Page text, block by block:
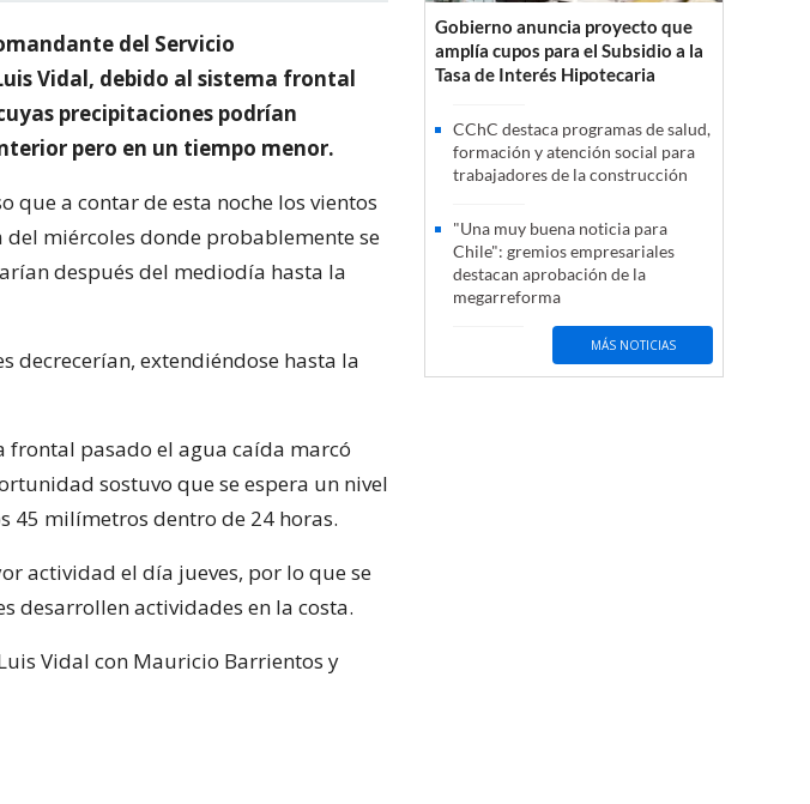
del Servicio
Vidal, debido al sistema frontal
precipitaciones podrían
pero en un tiempo menor.
que a contar de esta noche los vientos
miércoles donde probablemente se
después del mediodía hasta la
decrecerían, extendiéndose hasta la
frontal pasado el agua caída marcó
sostuvo que se espera un nivel
45 milímetros dentro de 24 horas.
actividad el día jueves, por lo que se
desarrollen actividades en la costa.
Vidal con Mauricio Barrientos y
Gobierno anuncia proyecto que
amplía cupos para el Subsidio a la
Tasa de Interés Hipotecaria
CChC destaca programas de salud,
formación y atención social para
trabajadores de la construcción
"Una muy buena noticia para
Chile": gremios empresariales
destacan aprobación de la
megarreforma
MÁS NOTICIAS